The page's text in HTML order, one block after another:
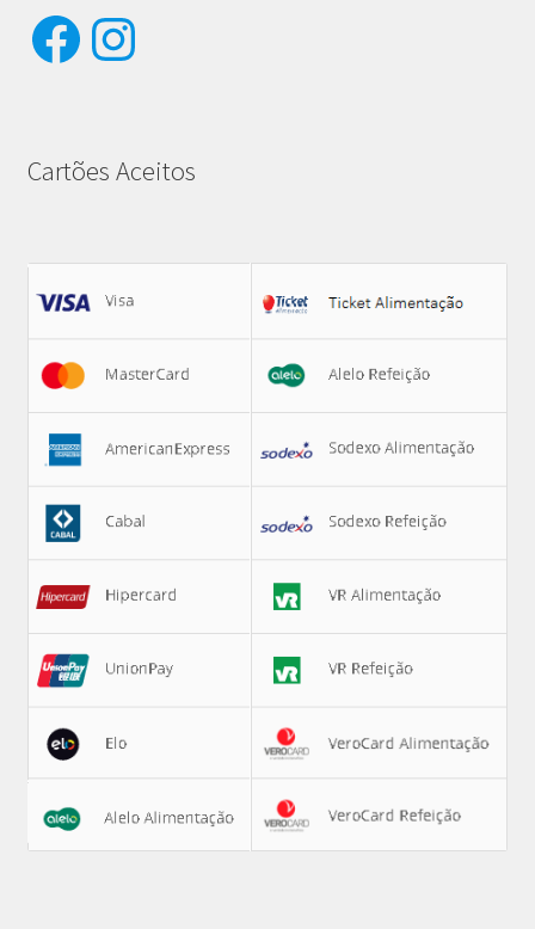
Facebook
Instagram
Cartões Aceitos